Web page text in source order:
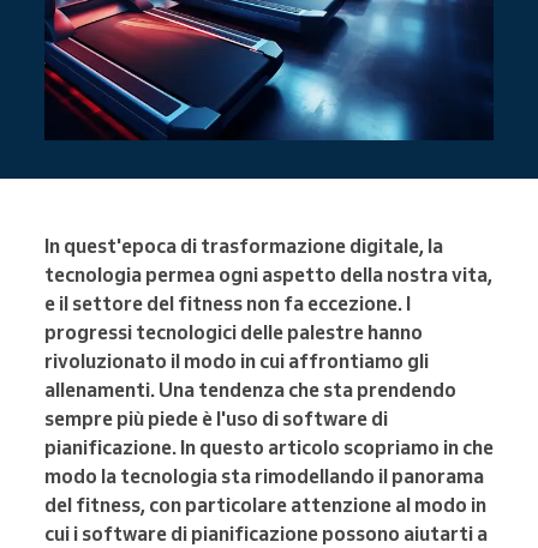
In quest'epoca di trasformazione digitale, la
tecnologia permea ogni aspetto della nostra vita,
e il settore del fitness non fa eccezione. I
progressi tecnologici delle palestre hanno
rivoluzionato il modo in cui affrontiamo gli
allenamenti. Una tendenza che sta prendendo
sempre più piede è l'uso di software di
pianificazione. In questo articolo scopriamo in che
modo la tecnologia sta rimodellando il panorama
del fitness, con particolare attenzione al modo in
cui i software di pianificazione possono aiutarti a